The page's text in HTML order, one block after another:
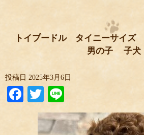
トイプードル タイニーサイ
男の子 子犬
投稿日 2025年3月6日
Facebook
Twitter